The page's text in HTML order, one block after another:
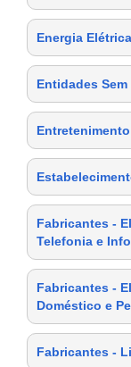
Energia Elétrica
Entidades
Entretenimento
Fabricantes -
Telefonia e
Fabricantes -
Doméstico e
Fabricantes -